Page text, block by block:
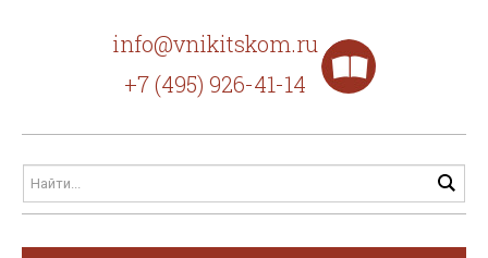
info@vnikitskom.ru
+7 (495) 926-41-14